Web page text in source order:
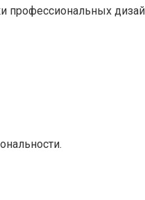
профессиональных